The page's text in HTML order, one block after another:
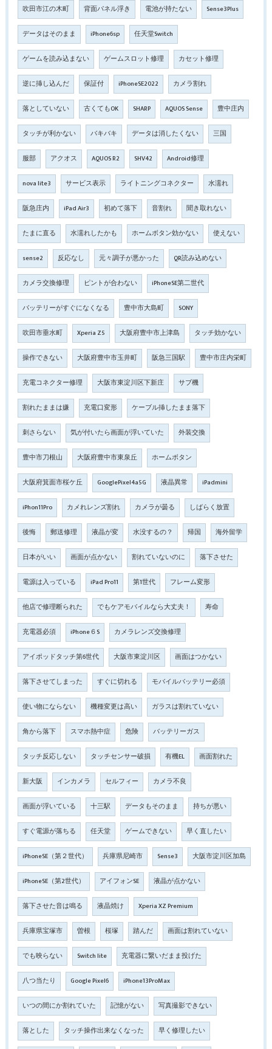
吹田市江の木町 背面パネル浮き 電池が持たない Sense3Plus
データはそのまま iPhone6sp 任天堂Switch
ゲームを読み込まない ゲームスロット修理 カセット修理
逆に挿し込んだ 保証付 iPhoneSE2022 カメラ割れ
落としていない 古くてもOK SHARP AQUOS Sense 豊中庄内
タッチが利かない バキバキ データは消したくない 三国
服部 アクオス AQUOS R2 SHV42 Android修理
nova lite3 サービス表示 ライトニングコネクター 水濡れ
阪急庄内 iPad Air3 初めて落下 音割れ 聞き取れない
たまに直る 水濡れしたかも ホームボタン効かない 使えない
sense2 反応なし 元々調子が悪かった QR読み込めない
カメラ交換修理 ピントが合わない iPhoneSE第二世代
バッテリーがすぐになくなる 豊中市大島町 SONY
吹田市垂水町 Xperia Z5 大阪府豊中市上津島 タッチ効かない
操作できない 大阪府豊中市玉井町 阪急三国駅 豊中市庄内栄町
充電コネクター修理 大阪市東淀川区下新庄 サブ機
割れたままは嫌 充電口変形 ケーブル挿したまま落下
刺さらない 気が付いたら画面が浮いていた 外装交換
豊中市刀根山 大阪府豊中市東泉丘 ホームボタン
大阪府箕面市桜ケ丘 GooglePixel4a5G 液晶異常 iPadmini
iPhon11Pro カメれレンズ割れ カメラが曇る しばらく放置
後悔 郵送修理 液晶が変 水没するの？ 帰国 海外留学
日本がいい 画面が点かない 割れていないのに 落下させた
電源は入っている iPad Pro11 第1世代 フレーム変形
他店で修理断られた でもケアモバイルなら大丈夫！ 寿命
充電器必須 iPhone６S カメラレンズ交換修理
アイポッドタッチ第6世代 大阪市東淀川区 画面はつかない
落下させてしまった すぐに切れる モバイルバッテリー必須
使い物にならない 機種変更は高い ガラスは割れていない
角から落下 スマホ熱中症 危険 バッテリーガス
タッチ反応しない タッチセンサー破損 有機EL 画面割れた
新大阪 インカメラ セルフィー カメラ不良
画面が浮いている 十三駅 データもそのまま 持ちが悪い
すぐ電源が落ちる 任天堂 ゲームできない 早く直したい
iPhoneSE（第２世代） 兵庫県尼崎市 Sense3 大阪市淀川区加島
iPhoneSE（第2世代） アイフォンSE 液晶が点かない
落下させた音は鳴る 液晶焼け Xperia XZ Premium
兵庫県宝塚市 曽根 桜塚 踏んだ 画面は割れていない
でも映らない Switch lite 充電器に繋いだまま投げた
八つ当たり Google Pixel6 iPhone13ProMax
いつの間にか割れていた 記憶がない 写真撮影できない
落とした タッチ操作出来なくなった 早く修理したい